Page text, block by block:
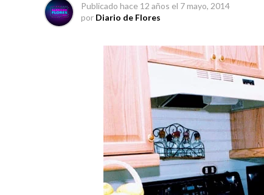
Publicado hace 12 años el 7 mayo, 2014
por Diario de Flores